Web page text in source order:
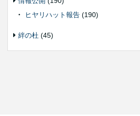
ヒヤリハット報告 (190)
絆の杜 (45)